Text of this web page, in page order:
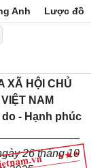
Anh Lược đồ
XÃ HỘI CHỦ
NAM
- Hạnh phúc
26 tháng 10